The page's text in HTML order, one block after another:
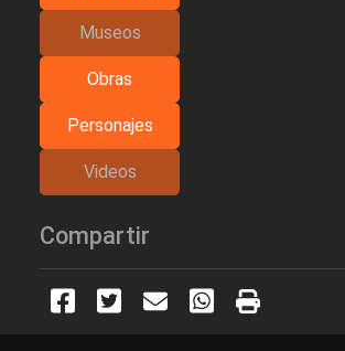
Museos
Obras
Personajes
Videos
Compartir